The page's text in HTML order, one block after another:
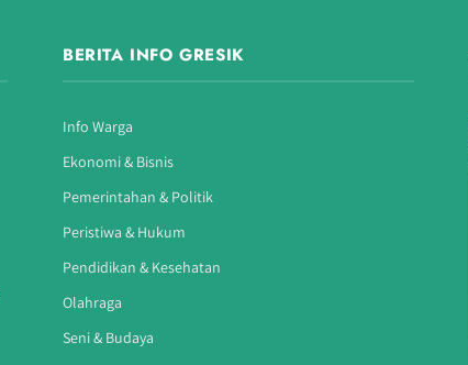
BERITA INFO GRESIK
Info Warga
Ekonomi & Bisnis
Pemerintahan & Politik
Peristiwa & Hukum
Pendidikan & Kesehatan
Olahraga
Seni & Budaya